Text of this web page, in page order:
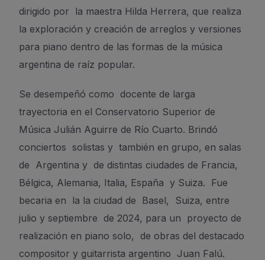
dirigido por la maestra Hilda Herrera, que realiza
la exploración y creación de arreglos y versiones
para piano dentro de las formas de la música
argentina de raíz popular.
Se desempeñó como docente de larga
trayectoria en el Conservatorio Superior de
Música Julián Aguirre de Río Cuarto. Brindó
conciertos solistas y también en grupo, en salas
de Argentina y de distintas ciudades de Francia,
Bélgica, Alemania, Italia, España y Suiza. Fue
becaria en la la ciudad de Basel, Suiza, entre
julio y septiembre de 2024, para un proyecto de
realización en piano solo, de obras del destacado
compositor y guitarrista argentino Juan Falú.